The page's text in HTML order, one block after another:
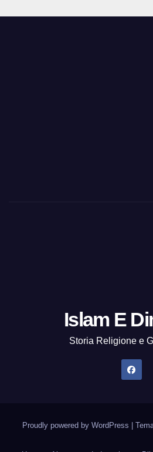
Islam E
Storia Religione e
Proudly powered by WordPress